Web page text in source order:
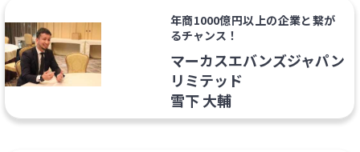
年商1000億円以上の企業と繋が
るチャンス！
マーカスエバンズジャパン
リミテッド
雪下 大輔